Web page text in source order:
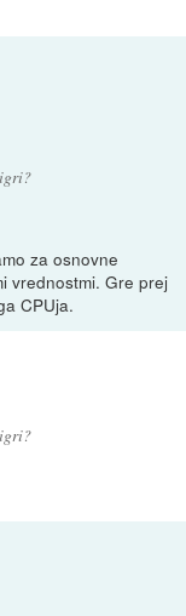
za osnovne
vrednostmi. Gre prej
CPUja.